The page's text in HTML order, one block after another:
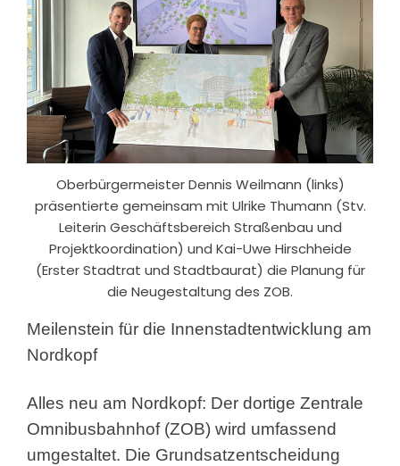
Oberbürgermeister Dennis Weilmann (links)
präsentierte gemeinsam mit Ulrike Thumann (Stv.
Leiterin Geschäftsbereich Straßenbau und
Projektkoordination) und Kai-Uwe Hirschheide
(Erster Stadtrat und Stadtbaurat) die Planung für
die Neugestaltung des ZOB.
Meilenstein für die Innenstadtentwicklung am
Nordkopf
Alles neu am Nordkopf: Der dortige Zentrale
Omnibusbahnhof (ZOB) wird umfassend
umgestaltet. Die Grundsatzentscheidung